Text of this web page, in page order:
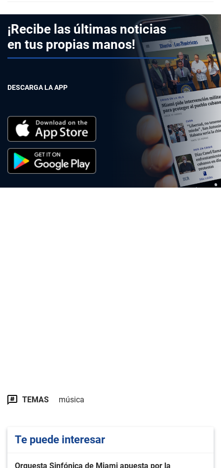
¡Recibe las últimas noticias
en tus propias manos!
DESCARGA LA APP
TEMAS música
Te puede interesar
Orquesta Sinfónica de Miami apuesta por la